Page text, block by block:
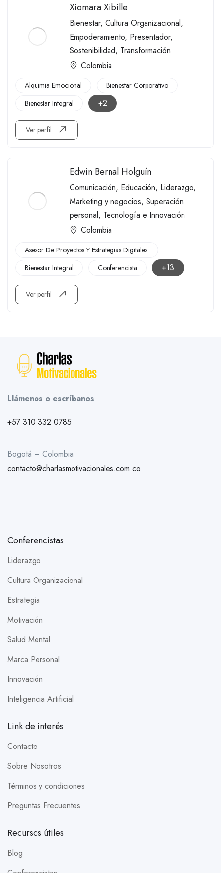
Xiomara Xibille
Bienestar, Cultura Organizacional,
Empoderamiento, Presentador,
Sostenibilidad, Transformación
Colombia
Alquimia Emocional
Bienestar Corporativo
Bienestar Integral
+2
Ver perfil
Edwin Bernal Holguín
Comunicación, Educación, Liderazgo,
Marketing y negocios, Superación
personal, Tecnología e Innovación
Colombia
Asesor De Proyectos Y Estrategias Digitales.
Bienestar Integral
Conferencista +13
Ver perfil
Llámenos o escríbanos
+57 310 332 0785
Bogotá – Colombia
contacto@charlasmotivacionales.com.co
Conferencistas
Liderazgo
Cultura Organizacional
Estrategia
Motivación
Salud Mental
Marca Personal
Innovación
Inteligencia Artificial
Link de interés
Contacto
Sobre Nosotros
Términos y condiciones
Preguntas Frecuentes
Recursos útiles
Blog